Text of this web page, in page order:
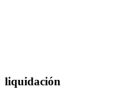
liquidación